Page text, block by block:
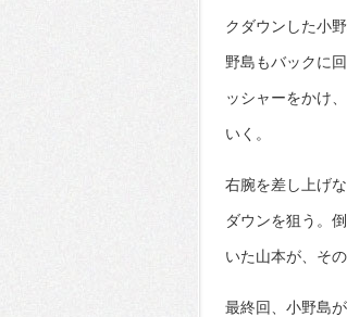
クダウンした小
野島もバックに
ッシャーをかけ
いく。
右腕を差し上げ
ダウンを狙う。
いた山本が、そ
最終回、小野島